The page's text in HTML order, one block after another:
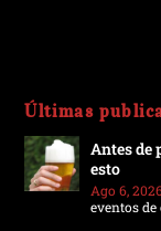
Últimas
Antes de
esto
Ago 6,
eventos